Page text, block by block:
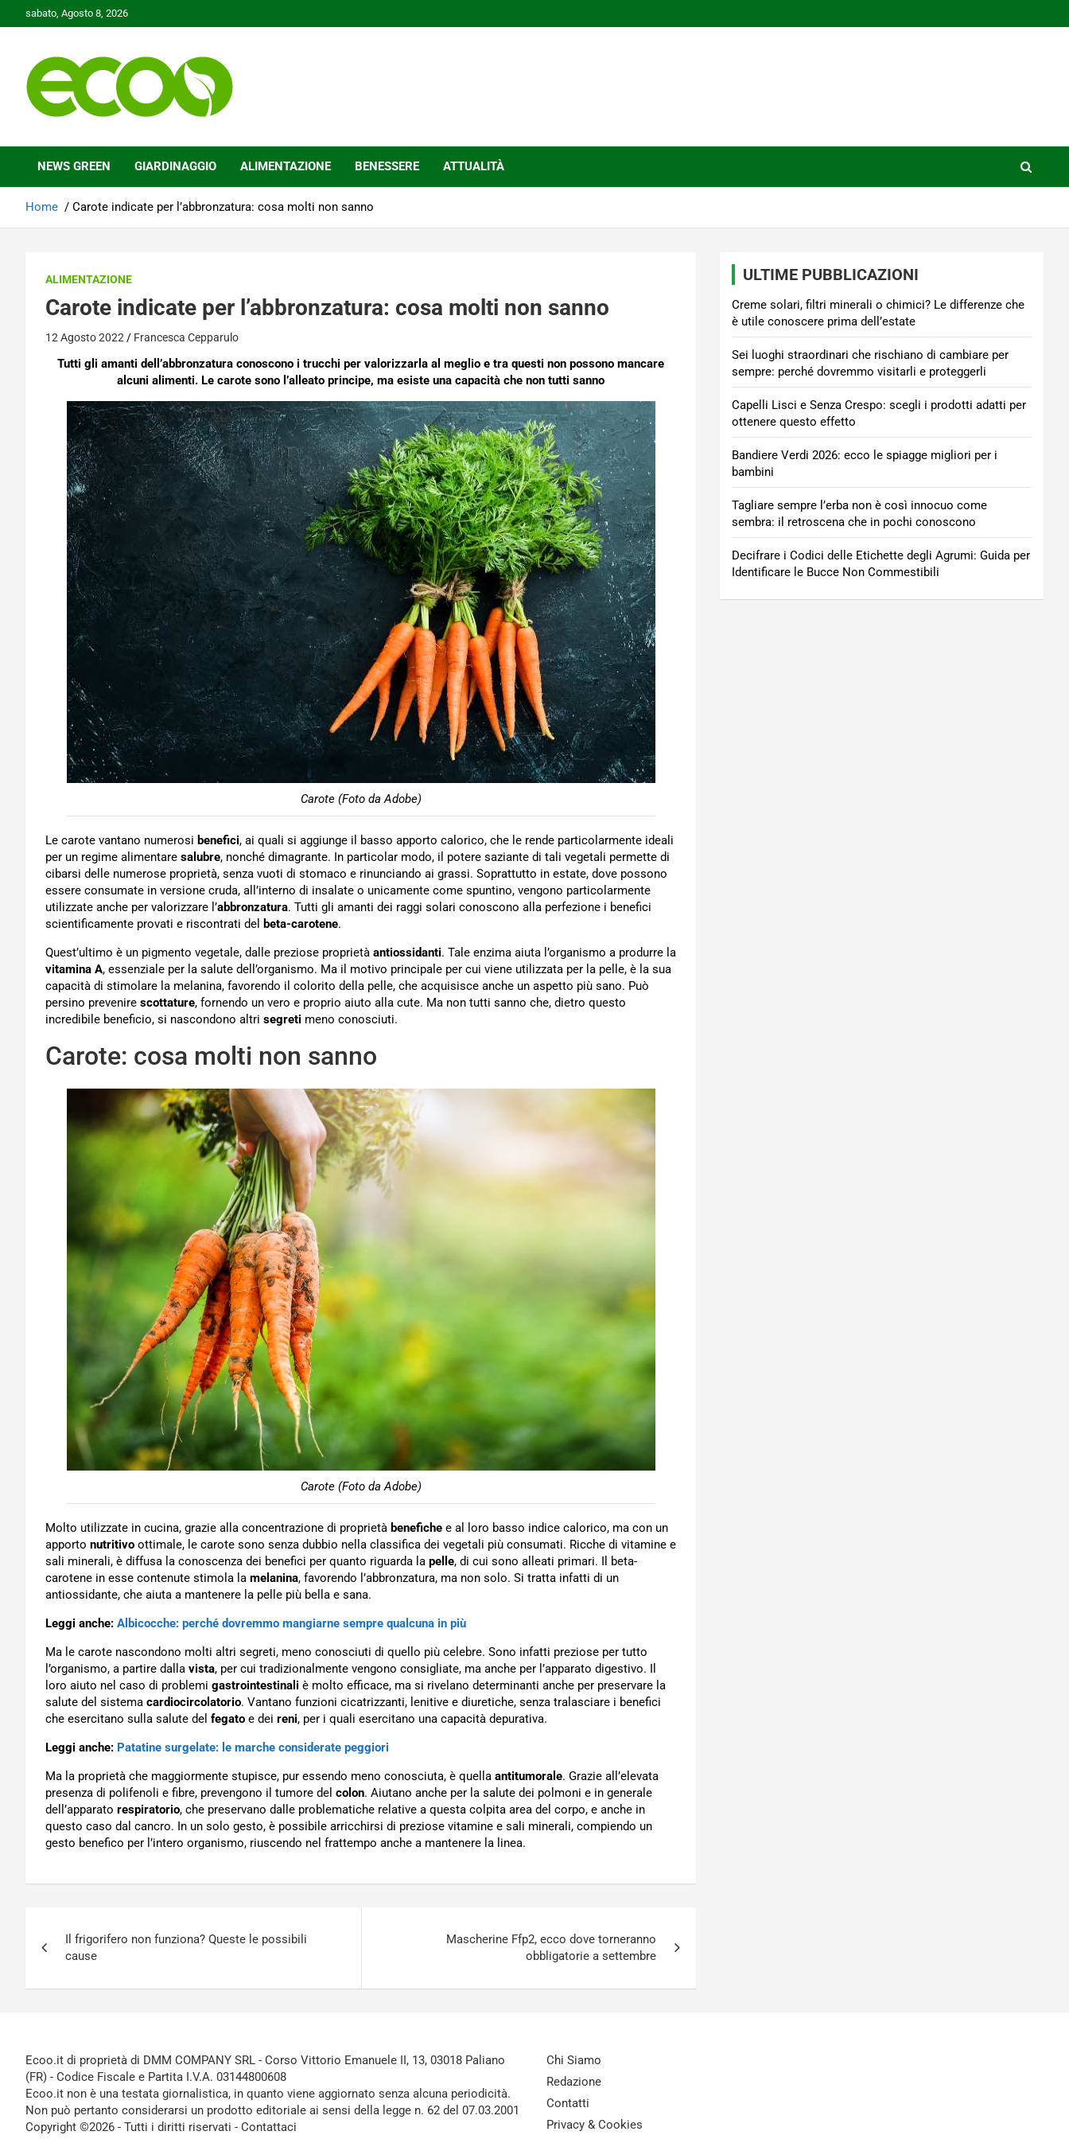
to
sabato, Agosto 8, 2026
Ecoo.it
NEWS GREEN GIARDINAGGIO ALIMENTAZIONE BENESSERE ATTUALITÀ
Home Carote indicate per l’abbronzatura: cosa molti non sanno
ALIMENTAZIONE
Carote indicate per l’abbronzatura: cosa molti non sanno
12 Agosto 2022 Francesca Cepparulo
Tutti gli amanti dell’abbronzatura conoscono i trucchi per valorizzarla al meglio e tra questi non possono mancare
alcuni alimenti. Le carote sono l’alleato principe, ma esiste una capacità che non tutti sanno
Carote (Foto da Adobe)
Le carote vantano numerosi benefici, ai quali si aggiunge il basso apporto calorico, che le rende particolarmente ideali
per un regime alimentare salubre, nonché dimagrante. In particolar modo, il potere saziante di tali vegetali permette di
cibarsi delle numerose proprietà, senza vuoti di stomaco e rinunciando ai grassi. Soprattutto in estate, dove possono
essere consumate in versione cruda, all’interno di insalate o unicamente come spuntino, vengono particolarmente
utilizzate anche per valorizzare l’abbronzatura. Tutti gli amanti dei raggi solari conoscono alla perfezione i benefici
scientificamente provati e riscontrati del beta-carotene.
Quest’ultimo è un pigmento vegetale, dalle preziose proprietà antiossidanti. Tale enzima aiuta l’organismo a produrre la
vitamina A, essenziale per la salute dell’organismo. Ma il motivo principale per cui viene utilizzata per la pelle, è la sua
capacità di stimolare la melanina, favorendo il colorito della pelle, che acquisisce anche un aspetto più sano. Può
persino prevenire scottature, fornendo un vero e proprio aiuto alla cute. Ma non tutti sanno che, dietro questo
incredibile beneficio, si nascondono altri segreti meno conosciuti.
Carote: cosa molti non sanno
Carote (Foto da Adobe)
Molto utilizzate in cucina, grazie alla concentrazione di proprietà benefiche e al loro basso indice calorico, ma con un
apporto nutritivo ottimale, le carote sono senza dubbio nella classifica dei vegetali più consumati. Ricche di vitamine e
sali minerali, è diffusa la conoscenza dei benefici per quanto riguarda la pelle, di cui sono alleati primari. Il beta-
carotene in esse contenute stimola la melanina, favorendo l’abbronzatura, ma non solo. Si tratta infatti di un
antiossidante, che aiuta a mantenere la pelle più bella e sana.
Leggi anche: Albicocche: perché dovremmo mangiarne sempre qualcuna in più
Ma le carote nascondono molti altri segreti, meno conosciuti di quello più celebre. Sono infatti preziose per tutto
l’organismo, a partire dalla vista, per cui tradizionalmente vengono consigliate, ma anche per l’apparato digestivo. Il
loro aiuto nel caso di problemi gastrointestinali è molto efficace, ma si rivelano determinanti anche per preservare la
salute del sistema cardiocircolatorio. Vantano funzioni cicatrizzanti, lenitive e diuretiche, senza tralasciare i benefici
che esercitano sulla salute del fegato e dei reni, per i quali esercitano una capacità depurativa.
Leggi anche: Patatine surgelate: le marche considerate peggiori
Ma la proprietà che maggiormente stupisce, pur essendo meno conosciuta, è quella antitumorale. Grazie all’elevata
presenza di polifenoli e fibre, prevengono il tumore del colon. Aiutano anche per la salute dei polmoni e in generale
dell’apparato respiratorio, che preservano dalle problematiche relative a questa colpita area del corpo, e anche in
questo caso dal cancro. In un solo gesto, è possibile arricchirsi di preziose vitamine e sali minerali, compiendo un
gesto benefico per l’intero organismo, riuscendo nel frattempo anche a mantenere la linea.
articoli
Il frigorifero non funziona? Queste le possibili
cause
Mascherine Ffp2, ecco dove torneranno
obbligatorie a settembre
ULTIME PUBBLICAZIONI
Creme solari, filtri minerali o chimici? Le differenze che
è utile conoscere prima dell’estate
Sei luoghi straordinari che rischiano di cambiare per
sempre: perché dovremmo visitarli e proteggerli
Capelli Lisci e Senza Crespo: scegli i prodotti adatti per
ottenere questo effetto
Bandiere Verdi 2026: ecco le spiagge migliori per i
bambini
Tagliare sempre l’erba non è così innocuo come
sembra: il retroscena che in pochi conoscono
Decifrare i Codici delle Etichette degli Agrumi: Guida per
Identificare le Bucce Non Commestibili
Ecoo.it di proprietà di DMM COMPANY SRL - Corso Vittorio Emanuele II, 13, 03018 Paliano
(FR) - Codice Fiscale e Partita I.V.A. 03144800608
Ecoo.it non è una testata giornalistica, in quanto viene aggiornato senza alcuna periodicità.
Non può pertanto considerarsi un prodotto editoriale ai sensi della legge n. 62 del 07.03.2001
Copyright ©2026 - Tutti i diritti riservati - Contattaci
Chi Siamo
Redazione
Contatti
Privacy & Cookies